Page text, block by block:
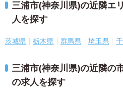
三浦市(神奈川県)の近隣エ
人を探す
茨城県 栃木県 群馬県 埼玉県
三浦市(神奈川県)の近隣の
の求人を探す